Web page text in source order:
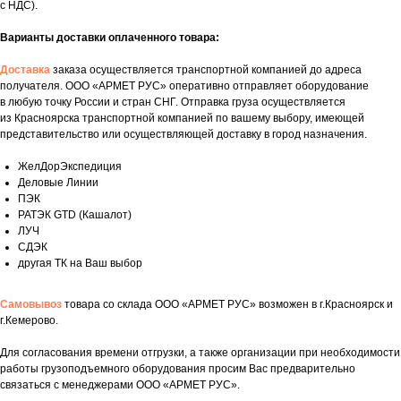
с НДС).
Варианты доставки оплаченного товара:
Доставка заказа осуществляется транспортной компанией до адреса
получателя. ООО «АРМЕТ РУС» оперативно отправляет оборудование
в любую точку России и стран СНГ. Отправка груза осуществляется
из Красноярска транспортной компанией по вашему выбору, имеющей
представительство или осуществляющей доставку в город назначения.
ЖелДорЭкспедиция
Деловые Линии
ПЭК
РАТЭК GTD (Кашалот)
ЛУЧ
СДЭК
другая ТК на Ваш выбор
Самовывоз товара со склада ООО «АРМЕТ РУС» возможен в г.Красноярск и
г.Кемерово.
Для согласования времени отгрузки, а также организации при необходимости
работы грузоподъемного оборудования просим Вас предварительно
связаться с менеджерами ООО «АРМЕТ РУС».
Мы свяжемся с вами сегодня в рабочее
время.